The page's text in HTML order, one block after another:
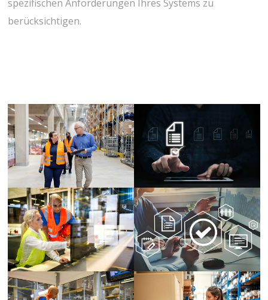
spezifischen Anforderungen Ihres Systems zu
berücksichtigen.